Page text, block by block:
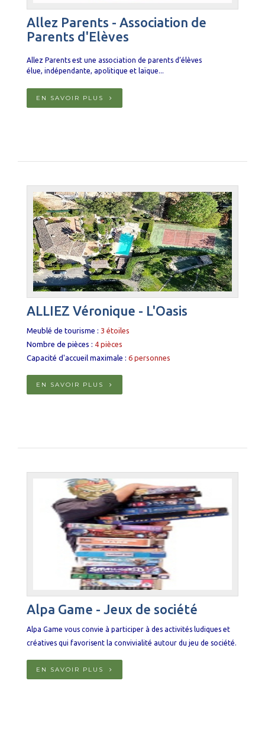
Allez Parents - Association de
Parents d'Elèves
Allez Parents est une association de parents d’élèves
élue, indépendante, apolitique et laïque...
EN SAVOIR PLUS
ALLIEZ Véronique - L'Oasis
Meublé de tourisme : 3 étoiles
Nombre de pièces : 4 pièces
Capacité d'accueil maximale : 6 personnes
EN SAVOIR PLUS
Alpa Game - Jeux de société
Alpa Game vous convie à participer à des activités ludiques et
créatives qui favorisent la convivialité autour du jeu de société.
EN SAVOIR PLUS